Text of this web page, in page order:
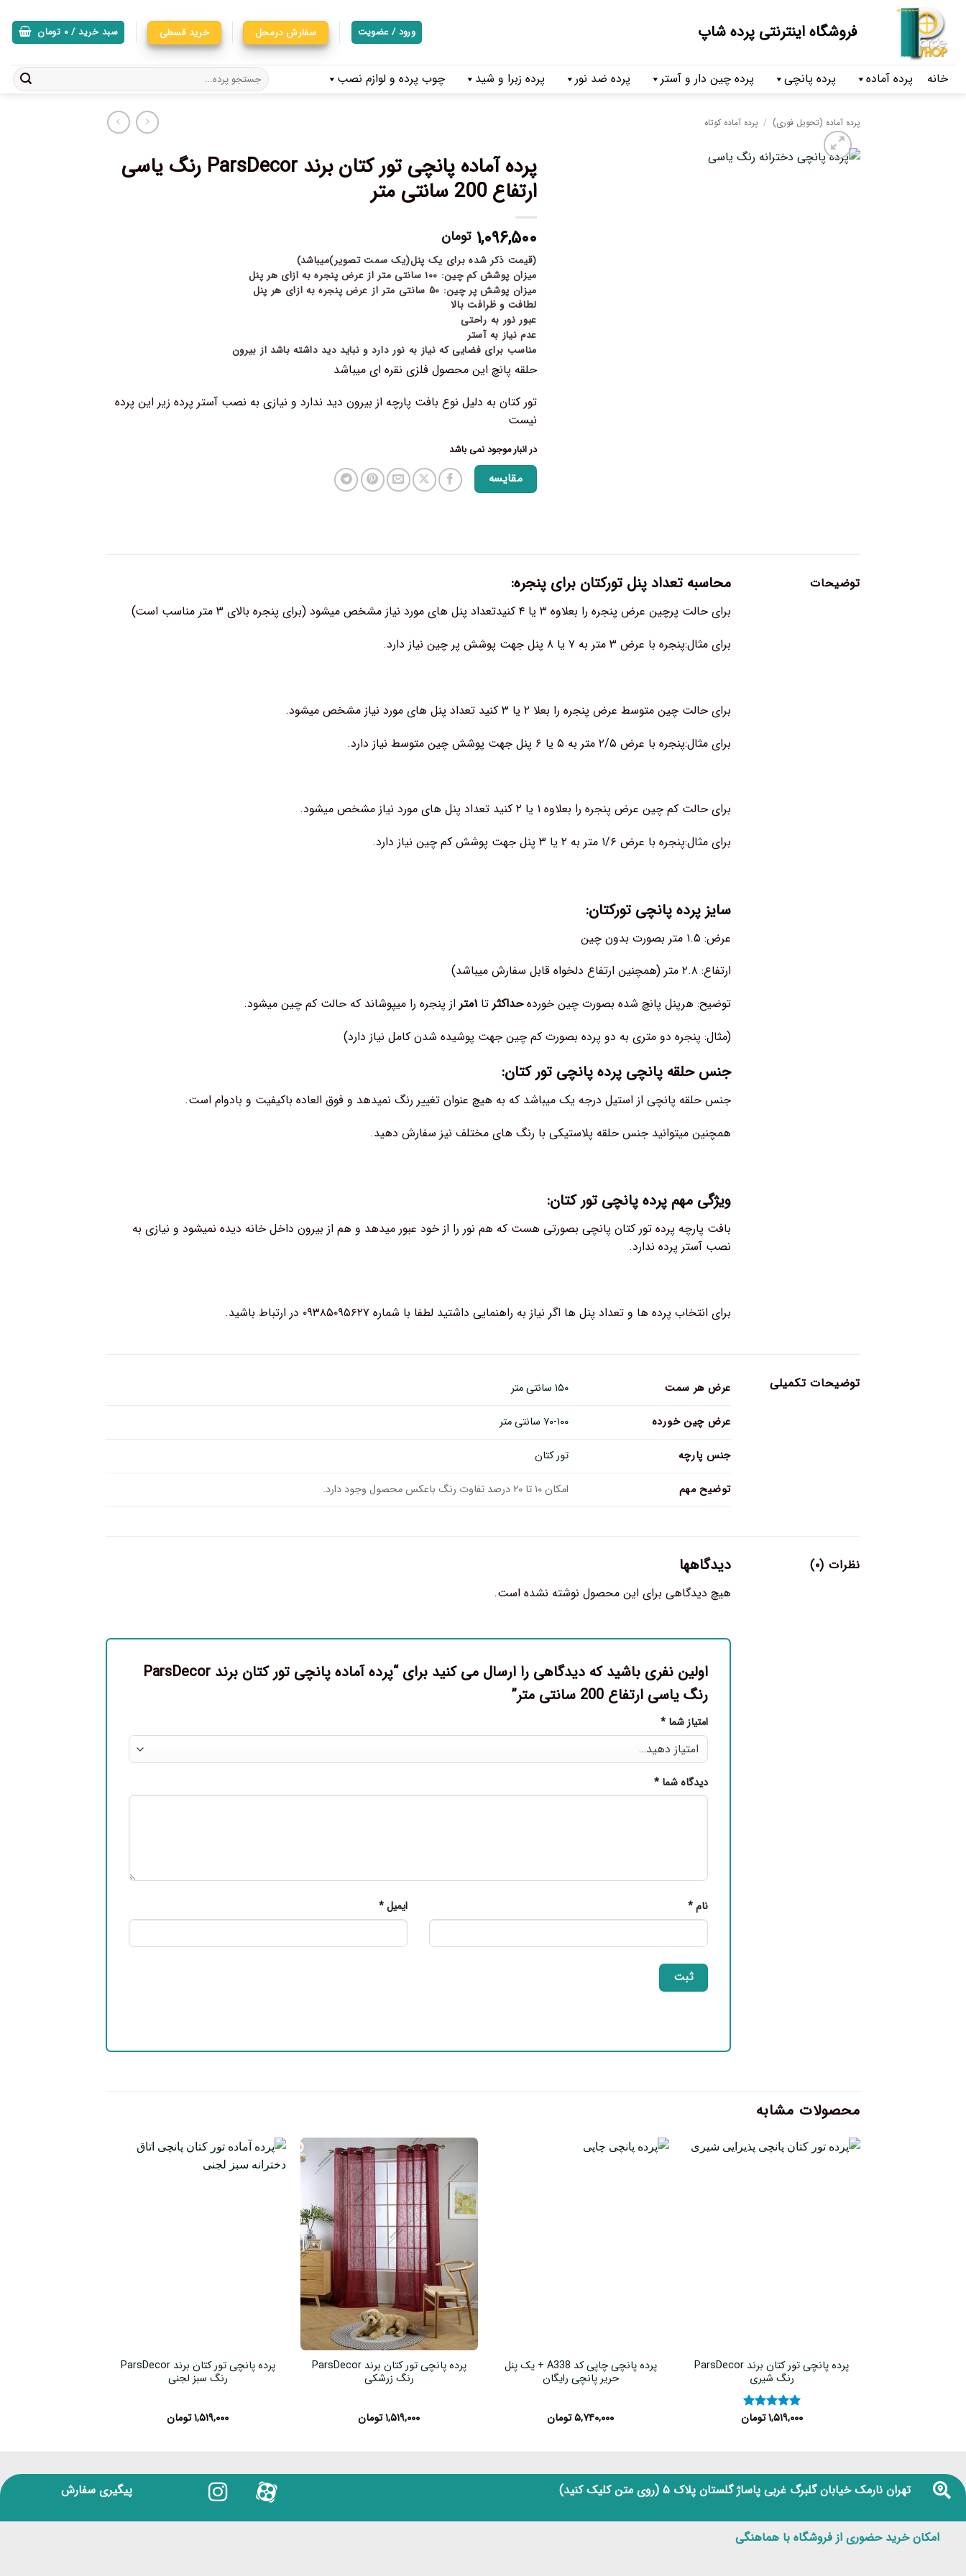
فروشگاه اینترنتی پرده شاپ ورود / عضویت سفارش درمحل خرید قسطی سبد خرید / ۰ تومان
خانه پرده آماده پرده پانچی پرده چین دار و آستر پرده ضد نور پرده زبرا و شید چوب پرده و لوازم نصب
پرده آماده (تحویل فوری) / پرده آماده کوتاه
پرده آماده پانچی تور کتان برند ParsDecor رنگ یاسی
ارتفاع 200 سانتی متر
۱,۰۹۶,۵۰۰ تومان
(قیمت ذکر شده برای یک پنل(یک سمت تصویر)میباشد)
میزان پوشش کم چین: ۱۰۰ سانتی متر از عرض پنجره به ازای هر پنل
میزان پوشش پر چین: ۵۰ سانتی متر از عرض پنجره به ازای هر پنل
لطافت و ظرافت بالا
عبور نور به راحتی
عدم نیاز به آستر
مناسب برای فضایی که نیاز به نور دارد و نباید دید داشته باشد از بیرون
حلقه پانچ این محصول فلزی نقره ای میباشد
تور کتان به دلیل نوع بافت پارچه از بیرون دید ندارد و نیازی به نصب آستر پرده زیر این پرده
نیست
در انبار موجود نمی باشد
مقایسه
توضیحات محاسبه تعداد پنل تورکتان برای پنجره:
برای حالت پرچین عرض پنجره را بعلاوه ۳ یا ۴ کنیدتعداد پنل های مورد نیاز مشخص میشود (برای پنجره بالای ۳ متر مناسب است)
برای مثال:پنجره با عرض ۳ متر به ۷ یا ۸ پنل جهت پوشش پر چین نیاز دارد.
برای حالت چین متوسط عرض پنجره را بعلا ۲ یا ۳ کنید تعداد پنل های مورد نیاز مشخص میشود.
برای مثال:پنجره با عرض ۲/۵ متر به ۵ یا ۶ پنل جهت پوشش چین متوسط نیاز دارد.
برای حالت کم چین عرض پنجره را بعلاوه ۱ یا ۲ کنید تعداد پنل های مورد نیاز مشخص میشود.
برای مثال:پنجره با عرض ۱/۶ متر به ۲ یا ۳ پنل جهت پوشش کم چین نیاز دارد.
سایز پرده پانچی تورکتان:
عرض: ۱.۵ متر بصورت بدون چین
ارتفاع: ۲.۸ متر (همچنین ارتفاع دلخواه قابل سفارش میباشد)
توضیح: هرپنل پانچ شده بصورت چین خوردهحداکثر تا ۱متر
از پنجره را میپوشاند که حالت کم چین میشود.
(مثال: پنجره دو متری به دو پرده بصورت کم چین جهت پوشیده شدن کامل نیاز دارد)
جنس حلقه پانچی پرده پانچی تور کتان:
جنس حلقه پانچی از استیل درجه یک میباشد که به هیچ عنوان تغییر رنگ نمیدهد و فوق العاده باکیفیت و بادوام است.
همچنین میتوانید جنس حلقه پلاستیکی با رنگ های مختلف نیز سفارش دهید.
ویژگی مهم پرده پانچی تور کتان:
بافت پارچه پرده تور کتان پانچی بصورتی هست که هم نور را از خود عبور میدهد و هم از بیرون داخل خانه دیده نمیشود و نیازی به
نصب آستر پرده ندارد.
برای انتخاب پرده ها و تعداد پنل ها اگر نیاز به راهنمایی داشتید لطفا با شماره ۰۹۳۸۵۰۹۵۶۲۷ در ارتباط باشید.
توضیحات تکمیلی عرض هر سمت ۱۵۰ سانتی متر
عرض چین خورده ۷۰-۱۰۰ سانتی متر
جنس پارچه تور کتان
توضیح مهم امکان ۱۰ تا ۲۰ درصد تفاوت رنگ باعکس محصول وجود دارد.
نظرات (۰) دیدگاهها
هیچ دیدگاهی برای این محصول نوشته نشده است.
اولین نفری باشید که دیدگاهی را ارسال می کنید برای “پرده آماده پانچی تور کتان برند ParsDecor
رنگ یاسی ارتفاع 200 سانتی متر”
امتیاز شما *
دیدگاه شما *
نام* ایمیل*
محصولات مشابه
پرده پانچی تور کتان برند ParsDecor
رنگ شیری
نمره۵از۱,۵۱۹,۰۰۰تومان
پرده پانچی چاپی کد A338 + یک پنل
حریر پانچی رایگان
۵,۷۴۰,۰۰۰تومان
پرده پانچی تور کتان برند ParsDecor
رنگ زرشکی
۱,۵۱۹,۰۰۰تومان
پرده پانچی تور کتان برند ParsDecor
رنگ سبز لجنی
۱,۵۱۹,۰۰۰تومان
تهران نارمک خیابان گلبرگ غربی پاساژ گلستان پلاک ۵ (روی متن کلیک کنید) پیگیری سفارش
امکان خرید حضوری از فروشگاه با هماهنگی